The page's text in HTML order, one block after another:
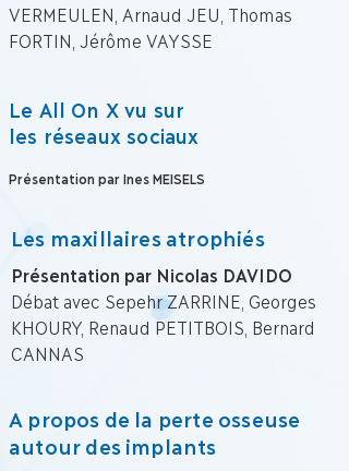
VERMEULEN, Arnaud JEU, Thomas
FORTIN, Jérôme VAYSSE
Le All On X vu sur
les réseaux sociaux
Présentation par Ines MEISELS
Les maxillaires atrophiés
Présentation par Nicolas DAVIDO
Débat avec Sepehr ZARRINE, Georges
KHOURY, Renaud PETITBOIS, Bernard
CANNAS
A propos de la perte osseuse
autour des implants